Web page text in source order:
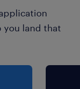
45分）
you land that